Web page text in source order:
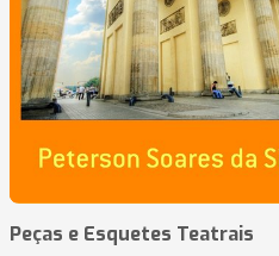
Peças e Esquetes Teatrais